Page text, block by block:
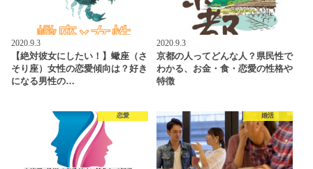
2020.9.3
【絶対彼女にしたい！】蠍座（さ
そり座）女性の恋愛傾向は？好き
になる男性の…
2020.9.3
京都の人ってどんな人？県民性で
わかる、お金・食・恋愛の性格や
特徴
恋愛 婚活